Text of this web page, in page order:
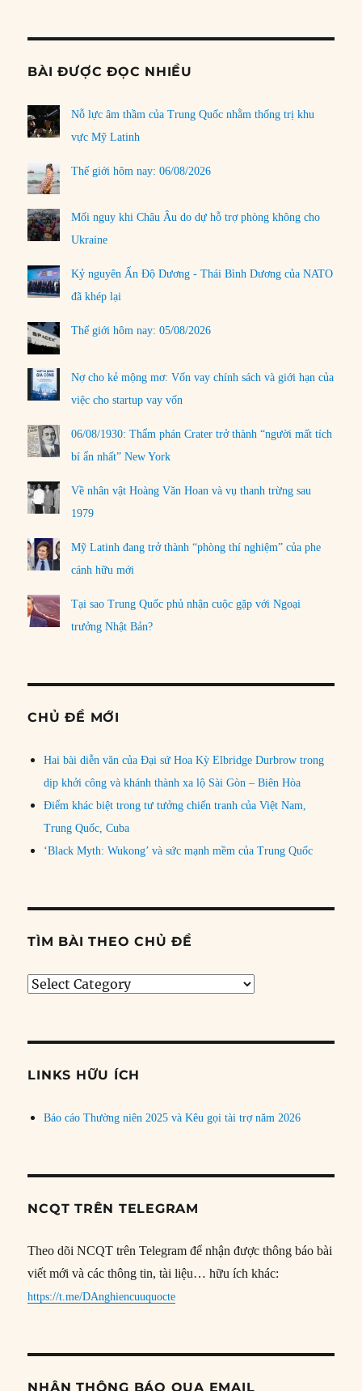
BÀI ĐƯỢC ĐỌC NHIỀU
Nỗ lực âm thầm của Trung Quốc nhằm thống trị khu
vực Mỹ Latinh
Thế giới hôm nay: 06/08/2026
Mối nguy khi Châu Âu do dự hỗ trợ phòng không cho
Ukraine
Kỷ nguyên Ấn Độ Dương - Thái Bình Dương của NATO
đã khép lại
Thế giới hôm nay: 05/08/2026
Nợ cho kẻ mộng mơ: Vốn vay chính sách và giới hạn của
việc cho startup vay vốn
06/08/1930: Thẩm phán Crater trở thành “người mất tích
bí ẩn nhất” New York
Về nhân vật Hoàng Văn Hoan và vụ thanh trừng sau
1979
Mỹ Latinh đang trở thành “phòng thí nghiệm” của phe
cánh hữu mới
Tại sao Trung Quốc phủ nhận cuộc gặp với Ngoại
trưởng Nhật Bản?
CHỦ ĐỀ MỚI
Hai bài diễn văn của Đại sứ Hoa Kỳ Elbridge Durbrow trong
dịp khởi công và khánh thành xa lộ Sài Gòn – Biên Hòa
Điểm khác biệt trong tư tưởng chiến tranh của Việt Nam,
Trung Quốc, Cuba
‘Black Myth: Wukong’ và sức mạnh mềm của Trung Quốc
TÌM BÀI THEO CHỦ ĐỀ
Tìm
đề
LINKS HỮU ÍCH
Báo cáo Thường niên 2025 và Kêu gọi tài trợ năm 2026
NCQT TRÊN TELEGRAM
Theo dõi NCQT trên Telegram để nhận được thông báo bài
viết mới và các thông tin, tài liệu… hữu ích khác:
https://t.me/DAnghiencuuquocte
NHẬN THÔNG BÁO QUA EMAIL